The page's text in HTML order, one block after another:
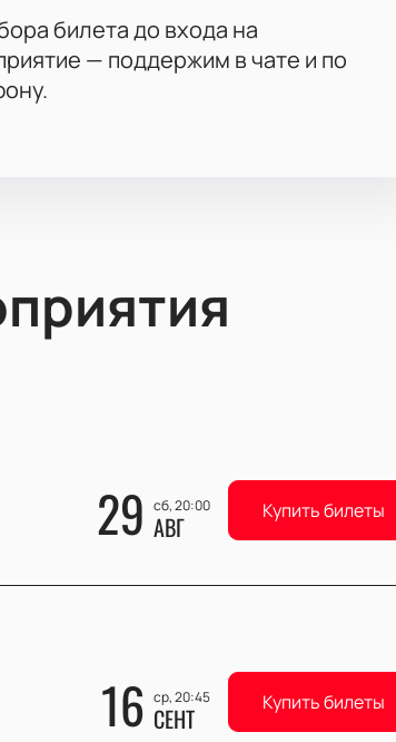
билета до входа на
— поддержим в чате и по
29 сб, 20:00
АВГ Купить билеты
16 ср, 20:45
СЕНТ Купить билеты